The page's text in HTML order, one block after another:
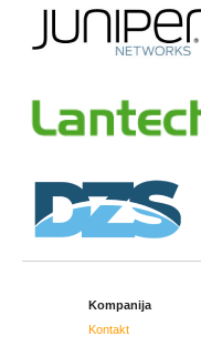
Kompanija
Kontakt